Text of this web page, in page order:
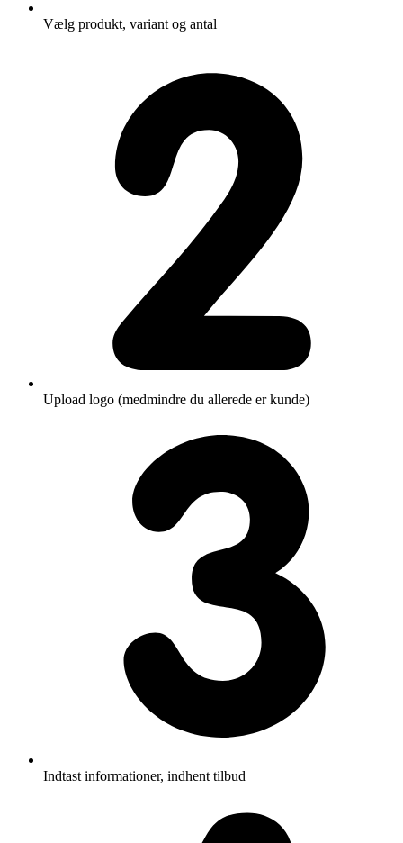
Vælg produkt, variant og antal
Upload logo (medmindre du allerede er kunde)
Indtast informationer, indhent tilbud